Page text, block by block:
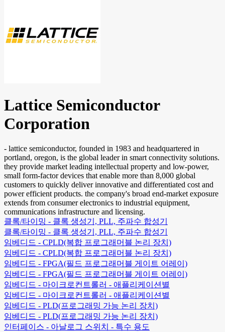
Lattice Semiconductor
Corporation
- lattice semiconductor, founded in 1983 and headquartered in
portland, oregon, is the global leader in smart connectivity solutions.
they provide market leading intellectual property and low-power,
small form-factor devices that enable more than 8,000 global
customers to quickly deliver innovative and differentiated cost and
power efficient products. the company's broad end-market exposure
extends from consumer electronics to industrial equipment,
communications infrastructure and licensing.
클록/타이밍 - 클록 생성기, PLL, 주파수 합성기
클록/타이밍 - 클록 생성기, PLL, 주파수 합성기
임베디드 - CPLD(복합 프로그래머블 논리 장치)
임베디드 - CPLD(복합 프로그래머블 논리 장치)
임베디드 - FPGA(필드 프로그래머블 게이트 어레이)
임베디드 - FPGA(필드 프로그래머블 게이트 어레이)
임베디드 - 마이크로컨트롤러 - 애플리케이션별
임베디드 - 마이크로컨트롤러 - 애플리케이션별
임베디드 - PLD(프로그래밍 가능 논리 장치)
임베디드 - PLD(프로그래밍 가능 논리 장치)
인터페이스 - 아날로그 스위치 - 특수 용도